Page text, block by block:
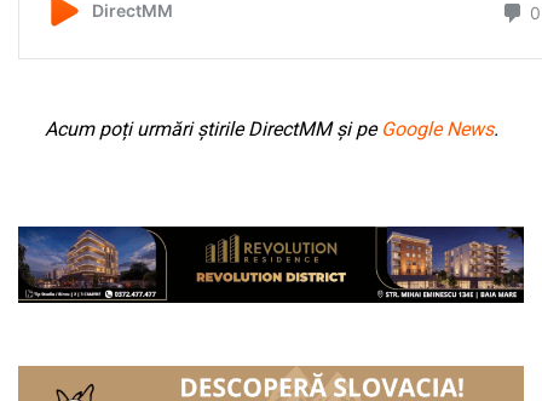
Acum poți urmări știrile DirectMM și pe Google News.